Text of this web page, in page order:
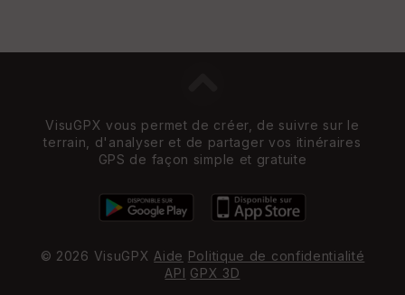
VisuGPX vous permet de créer, de suivre sur le
terrain, d'analyser et de partager vos itinéraires
GPS de façon simple et gratuite
© 2026 VisuGPX Aide Politique de confidentialité
API GPX 3D